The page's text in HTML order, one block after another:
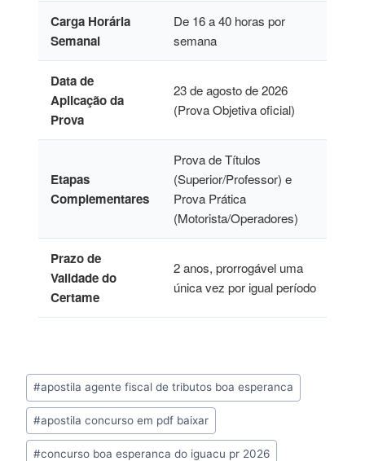
Carga Horária
Semanal
De 16 a 40 horas por
semana
Data de
Aplicação da
Prova
23 de agosto de 2026
(Prova Objetiva oficial)
Etapas
Complementares
Prova de Títulos
(Superior/Professor) e
Prova Prática
(Motorista/Operadores)
Prazo de
Validade do
Certame
2 anos, prorrogável uma
única vez por igual período
Tags
do
Post:
#apostila agente fiscal de tributos boa esperanca
#apostila concurso em pdf baixar
#concurso boa esperanca do iguacu pr 2026